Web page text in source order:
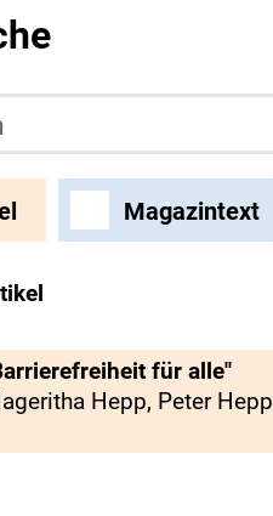
Magazintext
für alle"
Hepp, Peter Hepp